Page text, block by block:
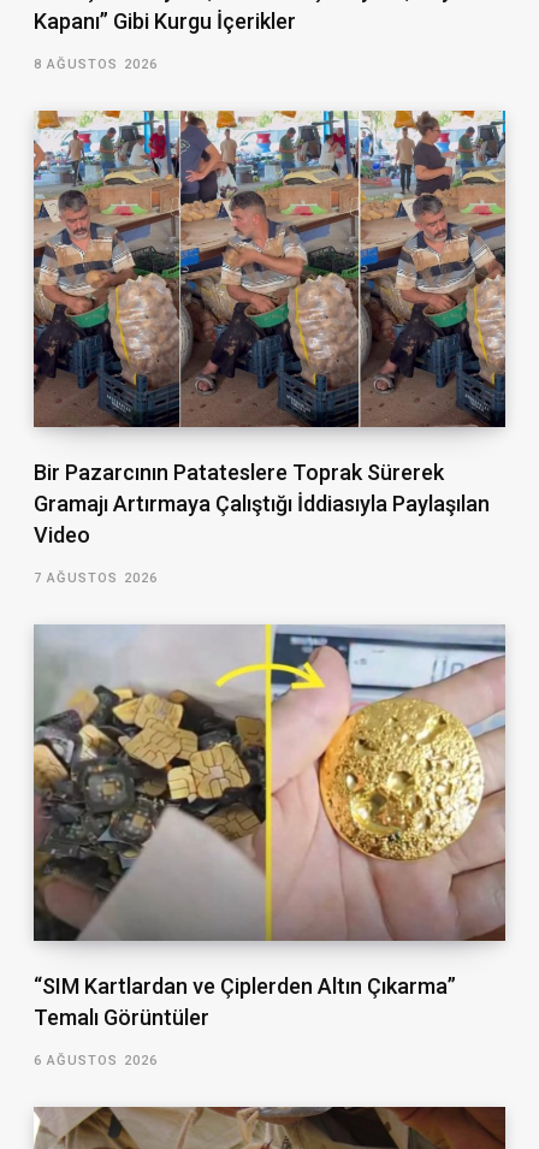
Kapanı” Gibi Kurgu İçerikler
8 AĞUSTOS 2026
Bir Pazarcının Patateslere Toprak Sürerek
Gramajı Artırmaya Çalıştığı İddiasıyla Paylaşılan
Video
7 AĞUSTOS 2026
“SIM Kartlardan ve Çiplerden Altın Çıkarma”
Temalı Görüntüler
6 AĞUSTOS 2026